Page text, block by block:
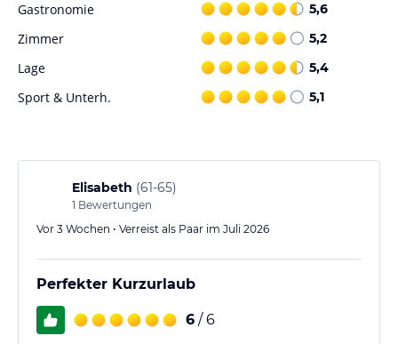
Strand!
Hinweis:
Allgemeine und unverbindliche
Hoteliers-/Veranstalter-/Kataloginformationen. Alle Angaben
ohne Gewähr und ohne Prüfung durch HolidayCheck. Bitte
lies vor der Buchung die verbindlichen Angebotsdetails
Gastronomie 5,6
Zimmer 5,2
Lage 5,4
Sport & Unterh. 5,1
Elisabeth (61-65)
1 Bewertungen
Vor 3 Wochen • Verreist als Paar im Juli 2026
Perfekter Kurzurlaub
6 / 6